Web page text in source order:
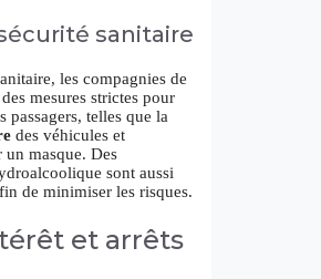
sanitaire
les compagnies de
mesures strictes pour
passagers, telles que la
des véhicules et
masque. Des
sont aussi
de minimiser les risques.
et arrêts